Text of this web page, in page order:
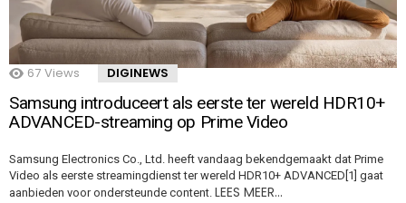
67 Views DIGINEWS
Samsung introduceert als eerste ter wereld HDR10+
ADVANCED-streaming op Prime Video
Samsung Electronics Co., Ltd. heeft vandaag bekendgemaakt dat Prime
Video als eerste streamingdienst ter wereld HDR10+ ADVANCED[1] gaat
aanbieden voor ondersteunde content. LEES MEER…